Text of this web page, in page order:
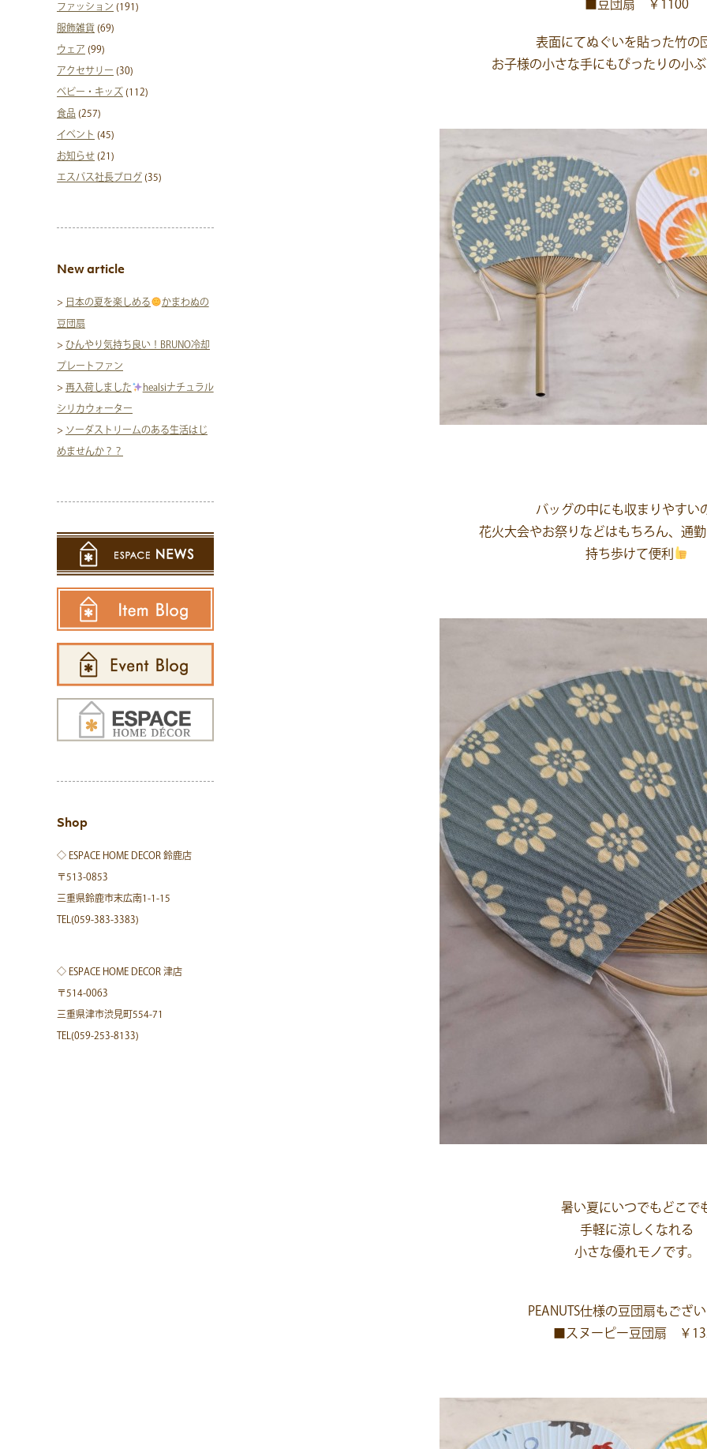
■豆団扇 ￥1100
表面にてぬぐいを貼った竹の
お子様の小さな手にもぴったりの小
バッグの中にも収まりやすい
花火大会やお祭りなどはもちろん、通
持ち歩けて便利
暑い夏にいつでもどこで
手軽に涼しくなれる
小さな優れモノです。
PEANUTS仕様の豆団扇もござ
■スヌーピー豆団扇 ￥
ファッション (191)
服飾雑貨 (69)
ウェア (99)
アクセサリー (30)
ベビー・キッズ (112)
食品 (257)
イベント (45)
お知らせ (21)
エスパス社長ブログ (35)
New article
> 日本の夏を楽しめる かまわぬの
豆団扇
> ひんやり気持ち良い！BRUNO冷却
プレートファン
> 再入荷しました healsiナチュラル
シリカウォーター
> ソーダストリームのある生活はじ
めませんか？？
Shop
◇ ESPACE HOME DECOR 鈴鹿店
〒513-0853
三重県鈴鹿市末広南1-1-15
TEL(059-383-3383)
◇ ESPACE HOME DECOR 津店
〒514-0063
三重県津市渋見町554-71
TEL(059-253-8133)